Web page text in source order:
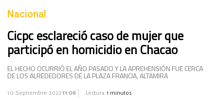
Nacional
Cicpc esclareció caso de mujer que
participó en homicidio en Chacao
EL HECHO OCURRIÓ EL AÑO PASADO Y LA APREHENSIÓN FUE CERCA
DE LOS ALREDEDORES DE LA PLAZA FRANCIA, ALTAMIRA
10-Septiembre-202211:06 Lectura: 1 minutos